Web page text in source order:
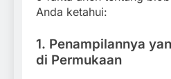
Anda ketahui:
1. Penampilannya
di Permukaan